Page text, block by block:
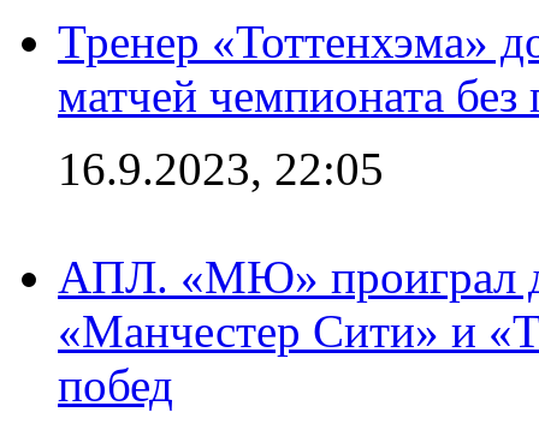
Тренер «Тоттенхэма»
матчей чемпионата
16.9.2023, 22:05
АПЛ. «МЮ» проиграл
«Манчестер Сити» и
побед